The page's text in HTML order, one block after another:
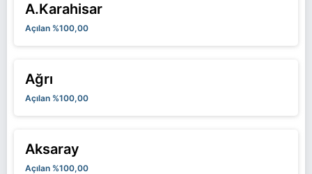
A.Karahisar
Açılan %100,00
Ağrı
Açılan %100,00
Aksaray
Açılan %100,00